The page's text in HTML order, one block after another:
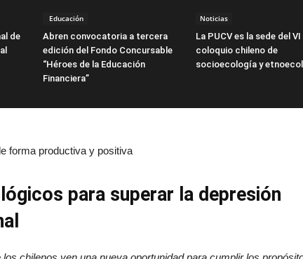
de
Educación
Abren convocatoria a tercera
edición del Fondo Concursable
“Héroes de la Educación
Financiera”
Noticias
La PUCV es la sede del VI
coloquio chileno de
socioecología y
forma productiva y positiva
para superar la depresión